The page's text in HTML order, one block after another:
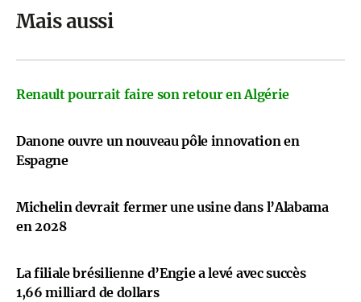
Mais aussi
Renault pourrait faire son retour en Algérie
Danone ouvre un nouveau pôle innovation en
Espagne
Michelin devrait fermer une usine dans l’Alabama
en 2028
La filiale brésilienne d’Engie a levé avec succès
1,66 milliard de dollars